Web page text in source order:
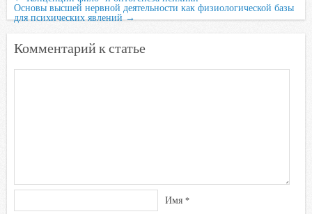
o
r
p
u
n
Основы высшей нервной деятельности как физиологической базы
для психических явлений→
Комментарий к статье
Имя *